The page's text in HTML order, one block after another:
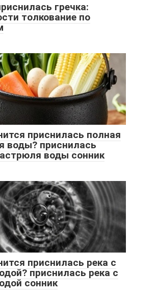
гречка:
толкование по
приснилась полная
воды? приснилась
воды сонник
приснилась река с
приснилась река с
сонник